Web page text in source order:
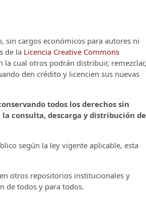
sin cargos económicos para autores ni
de la Licencia Creative Commons
la cual otros podrán distribuir, remezclar,
den crédito y licencien sus nuevas
todos los derechos sin
consulta, descarga y distribución
según la ley vigente aplicable, esta
otros repositorios institucionales y
de todos y para todos.